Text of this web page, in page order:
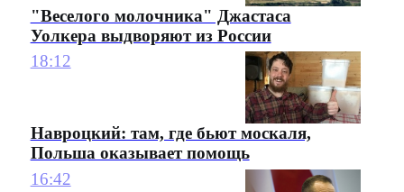
"Веселого молочника" Джастаса
Уолкера выдворяют из России
18:12
Навроцкий: там, где бьют москаля,
Польша оказывает помощь
16:42